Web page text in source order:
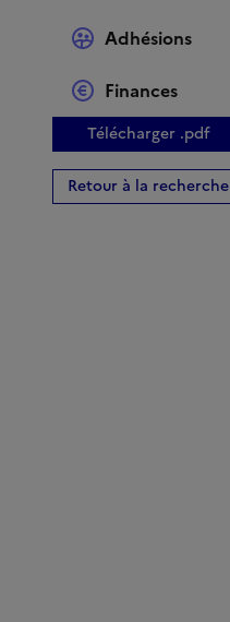
Adhésions
Finances
Télécharger .pdf
Retour à la recherche